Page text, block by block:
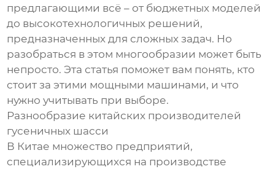
предлагающими всё – от бюджетных моделей
до высокотехнологичных решений,
предназначенных для сложных задач. Но
разобраться в этом многообразии может быть
непросто. Эта статья поможет вам понять, кто
стоит за этими мощными машинами, и что
нужно учитывать при выборе.
Разнообразие китайских производителей
гусеничных шасси
В Китае множество предприятий,
специализирующихся на производстве